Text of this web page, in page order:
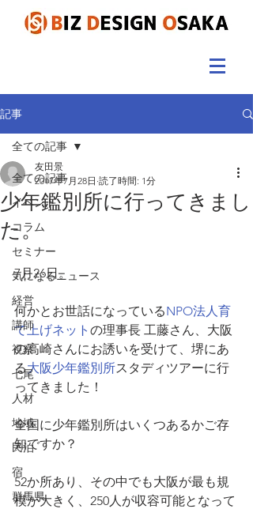
記事
全ての記事
イベント
コラム
セミナー
気になるニュース
経営
講師
視察
七尾
人材
地域
民泊
宿
群馬県
全ての記事
少年鑑別所に行ってきまし
た。
友田景
2017年7月28日 読了時間: 1分
7月26日。
何かとお世話になっているNPO法人育
て上げネット の理事長 工藤さん、大阪
の高崎さんにお誘いを受けて、堺にあ
る大阪少年鑑別所スタディツアーに行
ってきました！
全国に少年鑑別所はいくつあるかご存
知ですか？
52か所あり、その中でも大阪が最も規
模が大きく、250人が収容可能となって